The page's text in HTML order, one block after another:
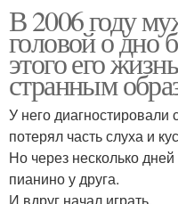
В 2006 году
головой о дно
этого его
странным
У него диагностировали
потерял часть слуха и
Но через несколько
пианино у друга.